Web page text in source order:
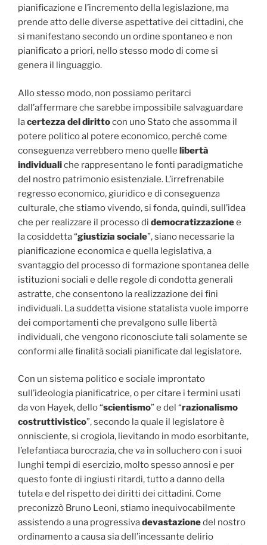
pianificazione e l’incremento della legislazione, ma
prende atto delle diverse aspettative dei cittadini, che
si manifestano secondo un ordine spontaneo e non
pianificato a priori, nello stesso modo di come si
genera il linguaggio.
Allo stesso modo, non possiamo peritarci
dall’affermare che sarebbe impossibile salvaguardare
lacertezza del dirittocon uno Stato che assomma il
potere politico al potere economico, perché come
conseguenza verrebbero meno quelle libertà
individualiche rappresentano le fonti paradigmatiche
del nostro patrimonio esistenziale. L’irrefrenabile
regresso economico, giuridico e di conseguenza
culturale, che stiamo vivendo, si fonda, quindi, sull’idea
che per realizzare il processo di democratizzazionee
la cosiddetta “giustizia sociale”, siano necessarie la
pianificazione economica e quella legislativa, a
svantaggio del processo di formazione spontanea delle
istituzioni sociali e delle regole di condotta generali
astratte, che consentono la realizzazione dei fini
individuali. La suddetta visione statalista vuole imporre
dei comportamenti che prevalgono sulle libertà
individuali, che vengono riconosciute tali solamente se
conformi alle finalità sociali pianificate dal legislatore.
Con un sistema politico e sociale improntato
sull’ideologia pianificatrice, o per citare i termini usati
da von Hayek, dello “scientismo” e del “razionalismo
costruttivistico”, secondo la quale il legislatore è
onnisciente, si crogiola, lievitando in modo esorbitante,
l’elefantiaca burocrazia, che va in solluchero con i suoi
lunghi tempi di esercizio, molto spesso annosi e per
questo fonte di ingiusti ritardi, tutto a danno della
tutela e del rispetto dei diritti dei cittadini. Come
preconizzò Bruno Leoni, stiamo inequivocabilmente
assistendo a una progressivadevastazionedel nostro
ordinamento a causa sia dell’incessante delirio